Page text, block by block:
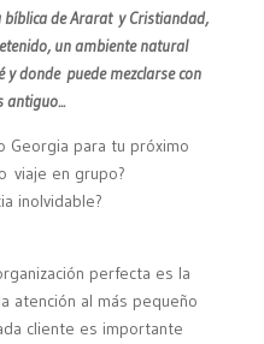
de Ararat y Cristiandad,
un ambiente natural
y donde puede mezclarse con
antiguo...
Georgia para tu próximo
viaje en grupo?
inolvidable?
perfecta es la
atención al más pequeño
cliente es importante